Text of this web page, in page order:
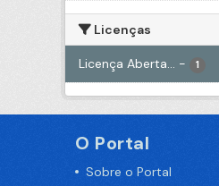
Licenças
Licença Aberta... - 1
O Portal
Sobre o Portal